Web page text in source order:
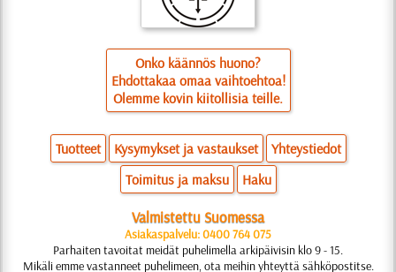
Onko käännös huono?
Ehdottakaa omaa vaihtoehtoa!
Olemme kovin kiitollisia teille.
Tuotteet Kysymykset ja vastaukset
Yhteystiedot
Toimitus ja maksu
Haku
Valmistettu Suomessa
Asiakaspalvelu: 0400 764 075
Parhaiten tavoitat meidät puhelimella arkipäivisin klo 9 - 15.
Mikäli emme vastanneet puhelimeen, ota meihin yhteyttä sähköpostitse.